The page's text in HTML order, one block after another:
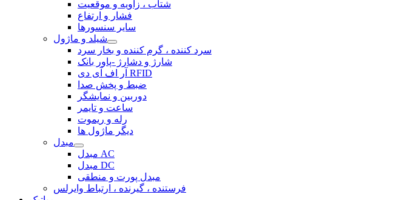
شتاب ، زاویه و موقعیت
فشار و ارتفاع
سایر سنسورها
شیلد و ماژول
سرد کننده ، گرم کننده و بخار سرد
شارژ و دشارژ -پاور بانک
آر اف آی دی RFID
ضبط و پخش صدا
دوربین و نمایشگر
ساعت و تایمر
رله و ریموت
دیگر ماژول ها
مبدل
مبدل AC
مبدل DC
مبدل پورت و منطقی
فرستنده ، گیرنده ، ارتباط وایرلس